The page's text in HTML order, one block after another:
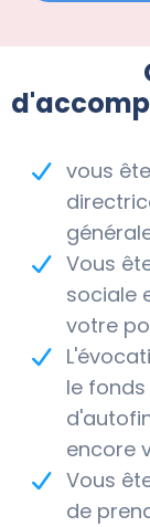
vous
Vous
sociale
votre
le
encore
Vous
de